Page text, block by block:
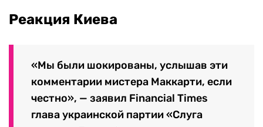
Реакция Киева
«Мы были шокированы, услышав эти
комментарии мистера Маккарти, если
честно», — заявил Financial Times
глава украинской партии «Слуга